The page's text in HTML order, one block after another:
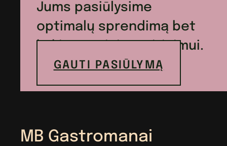
Jums pasiūlysime
optimalų sprendimą bet
kokio renginio maitinimui.
GAUTI PASIŪLYMĄ
MB Gastromanai